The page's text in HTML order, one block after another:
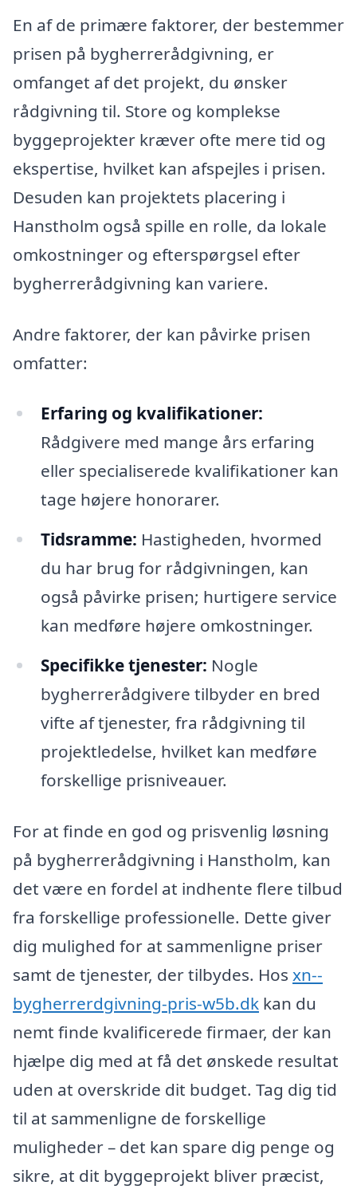
En af de primære faktorer, der bestemmer
prisen på bygherrerådgivning, er
omfanget af det projekt, du ønsker
rådgivning til. Store og komplekse
byggeprojekter kræver ofte mere tid og
ekspertise, hvilket kan afspejles i prisen.
Desuden kan projektets placering i
Hanstholm også spille en rolle, da lokale
omkostninger og efterspørgsel efter
bygherrerådgivning kan variere.
Andre faktorer, der kan påvirke prisen
omfatter:
Erfaring og kvalifikationer:
Rådgivere med mange års erfaring
eller specialiserede kvalifikationer kan
tage højere honorarer.
Tidsramme: Hastigheden, hvormed
du har brug for rådgivningen, kan
også påvirke prisen; hurtigere service
kan medføre højere omkostninger.
Specifikke tjenester: Nogle
bygherrerådgivere tilbyder en bred
vifte af tjenester, fra rådgivning til
projektledelse, hvilket kan medføre
forskellige prisniveauer.
For at finde en god og prisvenlig løsning
på bygherrerådgivning i Hanstholm, kan
det være en fordel at indhente flere tilbud
fra forskellige professionelle. Dette giver
dig mulighed for at sammenligne priser
samt de tjenester, der tilbydes. Hos xn--
bygherrerdgivning-pris-w5b.dk kan du
nemt finde kvalificerede firmaer, der kan
hjælpe dig med at få det ønskede resultat
uden at overskride dit budget. Tag dig tid
til at sammenligne de forskellige
muligheder – det kan spare dig penge og
sikre, at dit byggeprojekt bliver præcist,